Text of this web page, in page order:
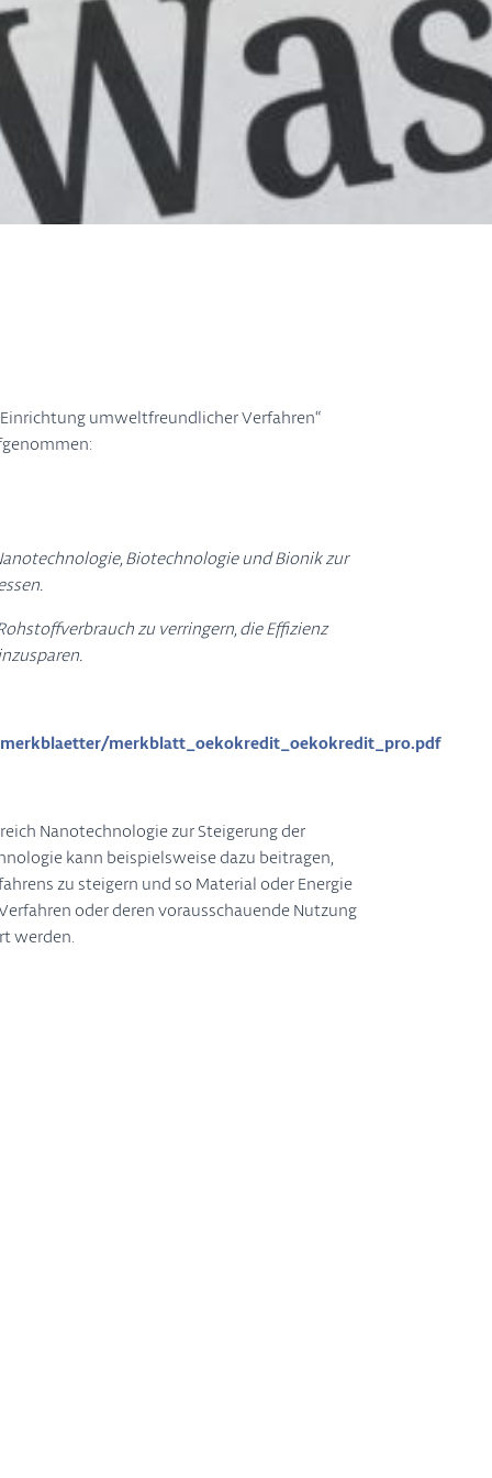
umweltfreundlicher Verfahren“
Biotechnologie und Bionik zur
zu verringern, die Effizienz
merkblatt_oekokredit_oekokredit_pro.pdf
Nanotechnologie zur Steigerung der
kann beispielsweise dazu beitragen,
zu steigern und so Material oder Energie
oder deren vorausschauende Nutzung
werden.